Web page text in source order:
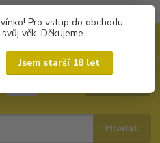
Pro vstup do obchodu
věk. Děkujeme
Jsem starší 18 let
Hledat